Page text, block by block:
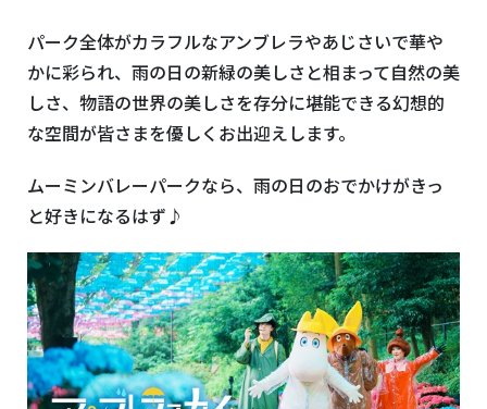
パーク全体がカラフルなアンブレラやあじさいで華や
かに彩られ、雨の日の新緑の美しさと相まって自然の美
しさ、物語の世界の美しさを存分に堪能できる幻想的
な空間が皆さまを優しくお出迎えします。
ムーミンバレーパークなら、雨の日のおでかけがきっ
と好きになるはず♪